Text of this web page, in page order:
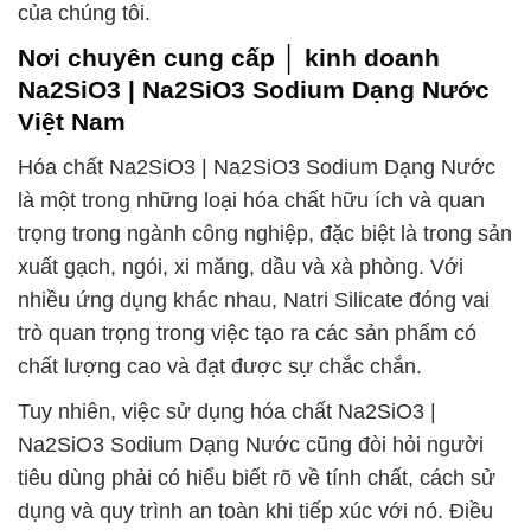
của chúng tôi.
Nơi chuyên cung cấp │ kinh doanh
Na2SiO3 | Na2SiO3 Sodium Dạng Nước
Việt Nam
Hóa chất Na2SiO3 | Na2SiO3 Sodium Dạng Nước
là một trong những loại hóa chất hữu ích và quan
trọng trong ngành công nghiệp, đặc biệt là trong sản
xuất gạch, ngói, xi măng, dầu và xà phòng. Với
nhiều ứng dụng khác nhau, Natri Silicate đóng vai
trò quan trọng trong việc tạo ra các sản phẩm có
chất lượng cao và đạt được sự chắc chắn.
Tuy nhiên, việc sử dụng hóa chất Na2SiO3 |
Na2SiO3 Sodium Dạng Nước cũng đòi hỏi người
tiêu dùng phải có hiểu biết rõ về tính chất, cách sử
dụng và quy trình an toàn khi tiếp xúc với nó. Điều